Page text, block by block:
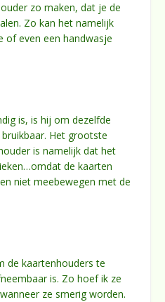
zo maken, dat je de
Zo kan het namelijk
of even een handwasje
is, is hij om dezelfde
Het grootste
is namelijk dat het
de kaarten
niet meebewegen met de
de kaartenhouders te
is. Zo hoef ik ze
ze smerig worden.